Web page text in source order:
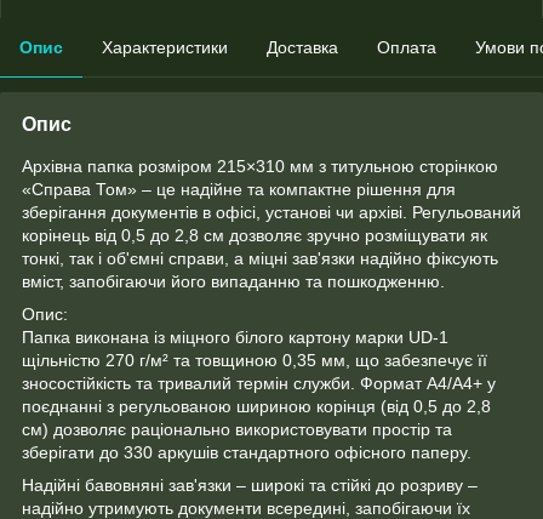
Опис Характеристики Доставка Оплата Умови
Опис
Архівна папка розміром 215×310 мм з титульною сторінкою
«Справа Том» – це надійне та компактне рішення для
зберігання документів в офісі, установі чи архіві. Регульований
корінець від 0,5 до 2,8 см дозволяє зручно розміщувати як
тонкі, так і об'ємні справи, а міцні зав'язки надійно фіксують
вміст, запобігаючи його випаданню та пошкодженню.
Опис:
Папка виконана із міцного білого картону марки UD-1
щільністю 270 г/м² та товщиною 0,35 мм, що забезпечує її
зносостійкість та тривалий термін служби. Формат A4/A4+ у
поєднанні з регульованою шириною корінця (від 0,5 до 2,8
см) дозволяє раціонально використовувати простір та
зберігати до 330 аркушів стандартного офісного паперу.
Надійні бавовняні зав'язки – широкі та стійкі до розриву –
надійно утримують документи всередині, запобігаючи їх